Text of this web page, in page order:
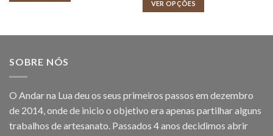
1,50 €
VER OPÇÕES
SOBRE NÓS
O Andar na Lua deu os seus primeiros passos em dezembro
de 2014, onde de inicio o objetivo era apenas partilhar alguns
trabalhos de artesanato. Passados 4 anos decidimos abrir